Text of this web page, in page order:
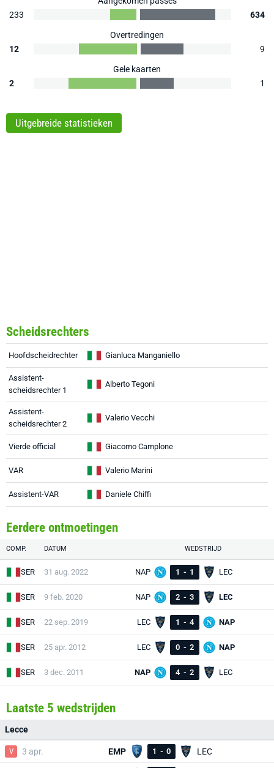
233
634
Overtredingen
12
9
Gele kaarten
2
1
Uitgebreide statistieken
Scheidsrechters
Hoofdscheidrechter Gianluca Manganiello
Assistent-
scheidsrechter 1
Alberto Tegoni
Assistent-
scheidsrechter 2
Valerio Vecchi
Vierde official Giacomo Camplone
VAR Valerio Marini
Assistent-VAR Daniele Chiffi
Eerdere ontmoetingen
COMP. DATUM WEDSTRIJD
SER 31 aug. 2022 NAP 1 - 1 LEC
SER 9 feb. 2020 NAP 2 - 3 LEC
SER 22 sep. 2019 LEC 1 - 4 NAP
SER 25 apr. 2012 LEC 0 - 2 NAP
SER 3 dec. 2011 NAP 4 - 2 LEC
Laatste 5 wedstrijden
Lecce
V 3 apr. EMP 1 - 0 LEC